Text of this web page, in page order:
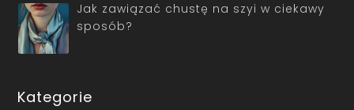
Jak zawiązać chustę na szyi w ciekawy
sposób?
Kategorie